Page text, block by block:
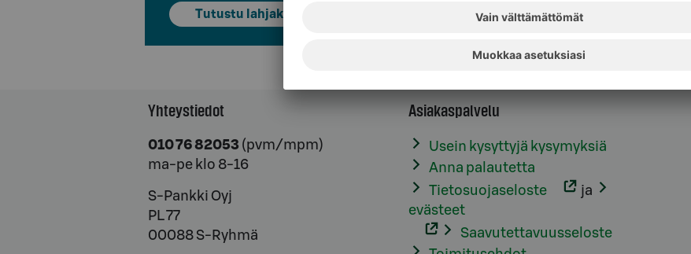
Tutustu lahjakortteihin Tilaa lahjakortteja
Yhteystiedot
010 76 82053 (pvm/mpm)
ma-pe klo 8-16
S-Pankki Oyj
PL 77
00088 S-Ryhmä
Asiakaspalvelu
Usein kysyttyjä kysymyksiä
Anna palautetta
Tietosuojaseloste
ja
evästeet
Saavutettavuusseloste